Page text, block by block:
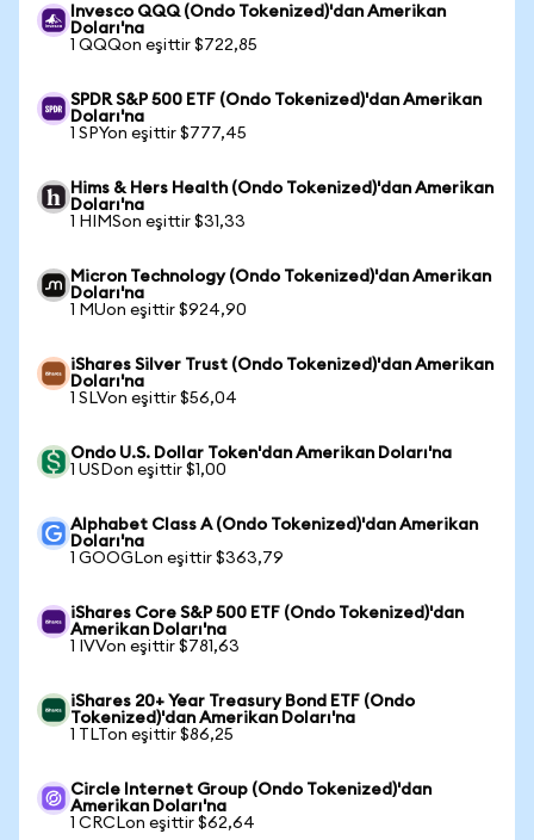
Invesco QQQ (Ondo Tokenized)'dan Amerikan
Doları'na
1 QQQon eşittir $722,85
SPDR S&P 500 ETF (Ondo Tokenized)'dan Amerikan
Doları'na
1 SPYon eşittir $777,45
Hims & Hers Health (Ondo Tokenized)'dan Amerikan
Doları'na
1 HIMSon eşittir $31,33
Micron Technology (Ondo Tokenized)'dan Amerikan
Doları'na
1 MUon eşittir $924,90
iShares Silver Trust (Ondo Tokenized)'dan Amerikan
Doları'na
1 SLVon eşittir $56,04
Ondo U.S. Dollar Token'dan Amerikan Doları'na
1 USDon eşittir $1,00
Alphabet Class A (Ondo Tokenized)'dan Amerikan
Doları'na
1 GOOGLon eşittir $363,79
iShares Core S&P 500 ETF (Ondo Tokenized)'dan
Amerikan Doları'na
1 IVVon eşittir $781,63
iShares 20+ Year Treasury Bond ETF (Ondo
Tokenized)'dan Amerikan Doları'na
1 TLTon eşittir $86,25
Circle Internet Group (Ondo Tokenized)'dan
Amerikan Doları'na
1 CRCLon eşittir $62,64